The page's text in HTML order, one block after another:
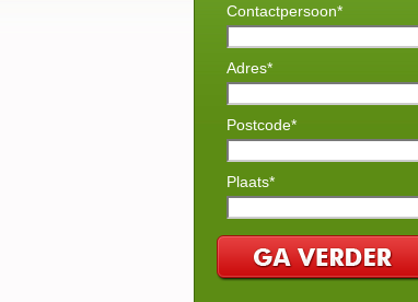
Contactpersoon*
Adres*
Postcode*
Plaats*